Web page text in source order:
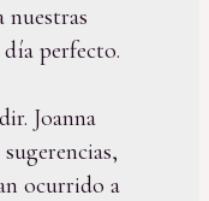
nuestras
perfecto.
Joanna
ocurrido a